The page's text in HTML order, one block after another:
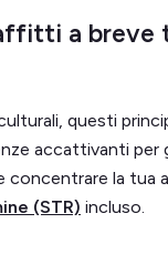
a breve
questi
accattivanti per
concentrare la tua
(STR) incluso.